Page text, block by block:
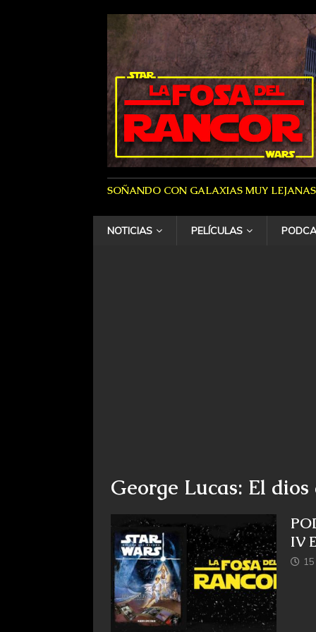
SOÑANDO CON GALAXIAS MUY LEJANAS
NOTICIAS PELÍCULAS
George Lucas: El
IV